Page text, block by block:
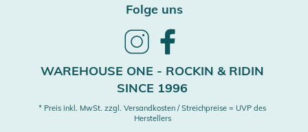
Folge uns
Follow
InstagramFacebook
WAREHOUSE ONE - ROCKIN & RIDIN
SINCE 1996
* Preis inkl. MwSt. zzgl. Versandkosten / Streichpreise = UVP des
Herstellers